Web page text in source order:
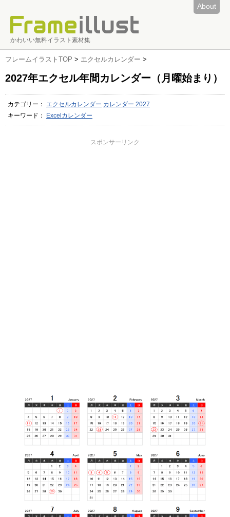
About
かわいい無料イラスト素材集
フレームイラストTOP > エクセルカレンダー >
2027年エクセル年間カレンダー（月曜始まり）
カテゴリー： エクセルカレンダー カレンダー 2027
キーワード：
Excelカレンダー
スポンサーリンク